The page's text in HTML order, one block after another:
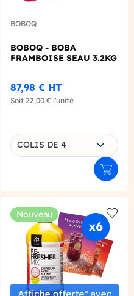
panier
BOBOQ
BOBOQ - BOBA
FRAMBOISE SEAU 3.2KG
87,98 € HT
Soit 22,00 € l'unité
Choisissez une déclinaison
COLIS DE 4
wishlist
Nouveau
Add